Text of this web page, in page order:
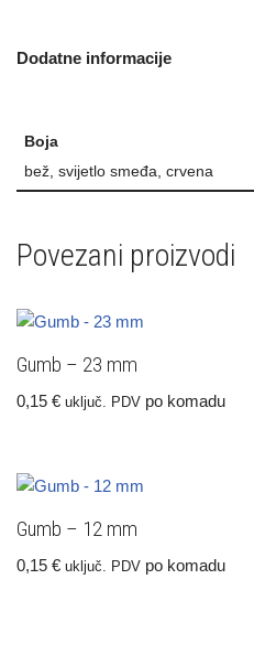
Dodatne informacije
Boja
bež, svijetlo smeđa, crvena
Povezani proizvodi
Gumb – 23 mm
0,15 € uključ. PDV po komadu
Gumb – 12 mm
0,15 € uključ. PDV po komadu